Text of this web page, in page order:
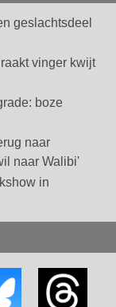
geslachtsdeel
vinger kwijt
boze
naar
naar Walibi'
in